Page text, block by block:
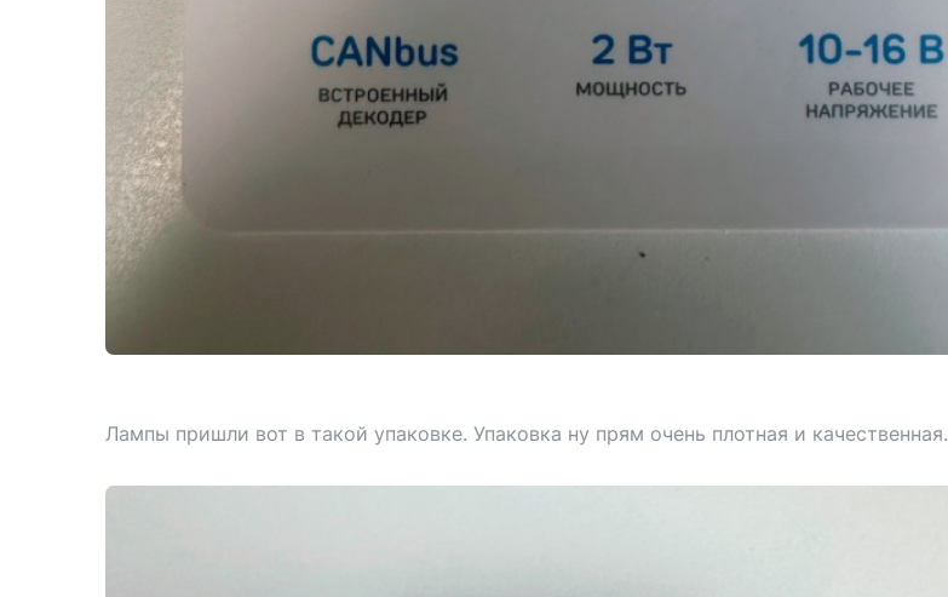
Лампы пришли вот в такой упаковке. Упаковка ну прям очень плотная и качественная.